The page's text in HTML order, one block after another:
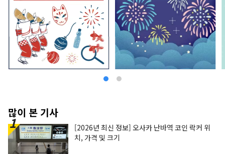
많이 본 기사
[2026년 최신 정보] 오사카 난바역 코인 락커 위
치, 가격 및 크기